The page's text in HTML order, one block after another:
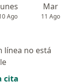
Ago
Mar
11 Ago
línea no está
cita